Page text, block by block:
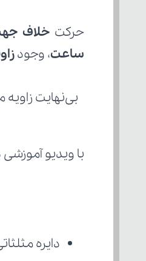
حرکت خلاف
ساعت، وجود
بی‌نهایت
با ویدیو آموزشی درس دایره مثلثاتی 1 از 2 از
دایره